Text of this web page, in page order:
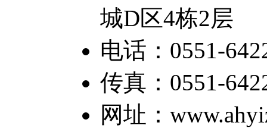
城D区4栋2层
电话：0551-
传真：0551-
网址：